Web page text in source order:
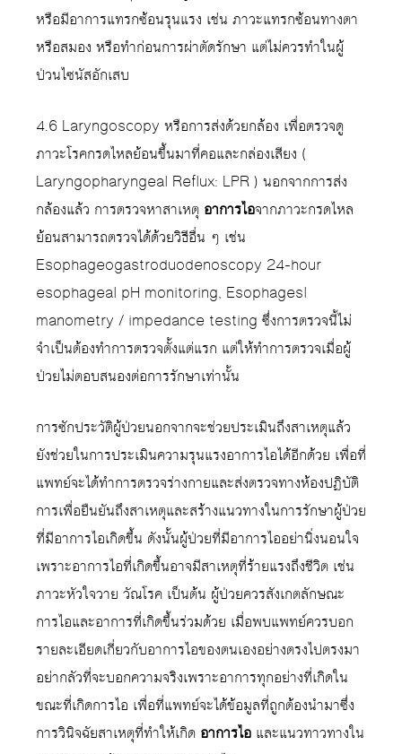
หรือมีอาการแทรกซ้อนรุนแรง เช่น ภาวะแทรกซ้อนทางตา
หรือสมอง หรือทำก่อนการผ่าตัดรักษา แต่ไม่ควรทำในผู้
ป่วนไซนัสอักเสบ
4.6 Laryngoscopy หรือการส่งด้วยกล้อง เพื่อตรวจดู
ภาวะโรคกรดไหลย้อนขึ้นมาที่คอและกล่องเสียง (
Laryngopharyngeal Reflux: LPR ) นอกจากการส่ง
กล้องแล้ว การตรวจหาสาเหตุ อาการไอจากภาวะกรดไหล
ย้อนสามารถตรวจได้ด้วยวิธีอื่น ๆ เช่น
Esophageogastroduodenoscopy 24-hour
esophageal pH monitoring, Esophagesl
manometry / impedance testing ซึ่งการตรวจนี้ไม่
จำเป็นต้องทำการตรวจตั้งแต่แรก แต่ให้ทำการตรวจเมื่อผู้
ป่วยไม่ตอบสนองต่อการรักษาเท่านั้น
การซักประวัติผู้ป่วยนอกจากจะช่วยประเมินถึงสาเหตุแล้ว
ยังช่วยในการประเมินความรุนแรงอาการไอได้อีกด้วย เพื่อที่
แพทย์จะได้ทำการตรวจร่างกายและส่งตรวจทางห้องปฏิบัติ
การเพื่อยืนยันถึงสาเหตุและสร้างแนวทางในการรักษาผู้ป่วย
ที่มีอาการไอเกิดขึ้น ดังนั้นผู้ป่วยที่มีอาการไออย่านิ่งนอนใจ
เพราะอาการไอที่เกิดขึ้นอาจมีสาเหตุที่ร้ายแรงถึงชีวิต เช่น
ภาวะหัวใจวาย วัณโรค เป็นต้น ผู้ป่วยควรสังเกตลักษณะ
การไอและอาการที่เกิดขึ้นร่วมด้วย เมื่อพบแพทย์ควรบอก
รายละเอียดเกี่ยวกับอาการไอของตนเองอย่างตรงไปตรงมา
อย่ากลัวที่จะบอกความจริงเพราะอาการทุกอย่างที่เกิดใน
ขณะที่เกิดการไอ เพื่อที่แพทย์จะได้ข้อมูลที่ถูกต้องนำมาซึ่ง
การวินิจฉัยสาเหตุที่ทำให้เกิด อาการไอ และแนวทาวทางใน